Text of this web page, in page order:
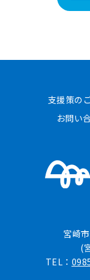
支援策の
お問い
宮崎
(
TEL：